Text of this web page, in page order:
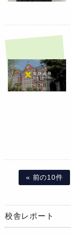
« 前の10件
校舎レポート